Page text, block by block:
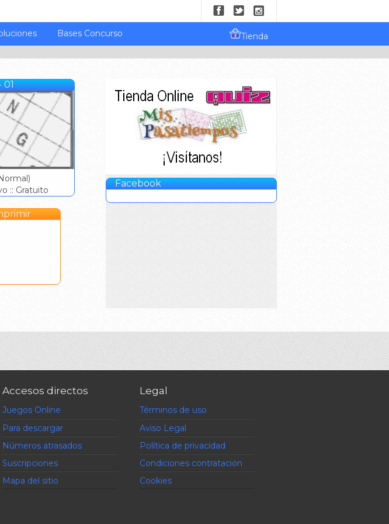
Bases Concurso
Tienda
01
:: Gratuito
Facebook
Accesos directos
Juegos Online
Para descargar
Números atrasados
Suscripciones
Mapa del sitio
Legal
Términos de uso
Aviso Legal
Política de privacidad
Condiciones contratación
Cookies